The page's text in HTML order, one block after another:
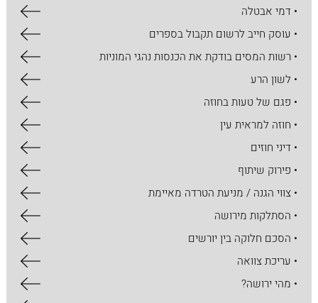
• דמי אבטלה
• עוסק חייב לרשום תקבול בספרים
• רשות המסים בודקת את הכנסות נהגי המוניות
• לשון הרע
• פגם של טעות בחוזה
• חוזה למראית עין
• דיני חוזים
• פירוק שיתוף
• צווי הגנה / מניעת הטרדה מאיימת
• הסתלקות מירושה
• הסכם חלוקה בין יורשים
• עריכת צוואה
• מהי ירושה?